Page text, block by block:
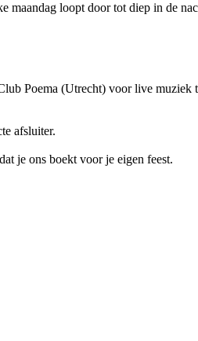
maandag loopt door tot diep in de
Poema (Utrecht) voor live
afsluiter.
je ons boekt voor je eigen feest.